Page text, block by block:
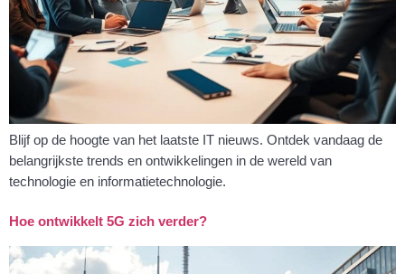
Blijf op de hoogte van het laatste IT nieuws. Ontdek vandaag de
belangrijkste trends en ontwikkelingen in de wereld van
technologie en informatietechnologie.
Hoe ontwikkelt 5G zich verder?